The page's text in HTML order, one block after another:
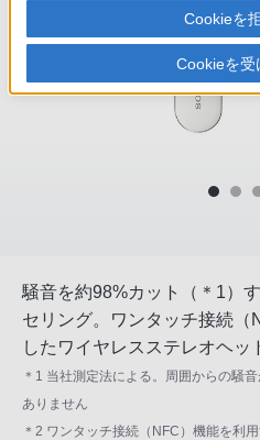
騒音を約98%カット（＊1）
セリング。ワンタッチ接続（
したワイヤレスステレオヘッ
＊1 当社測定法による。周囲からの騒
ありません
＊2 ワンタッチ接続（NFC）機能を利
Cookieを
Cookieを受